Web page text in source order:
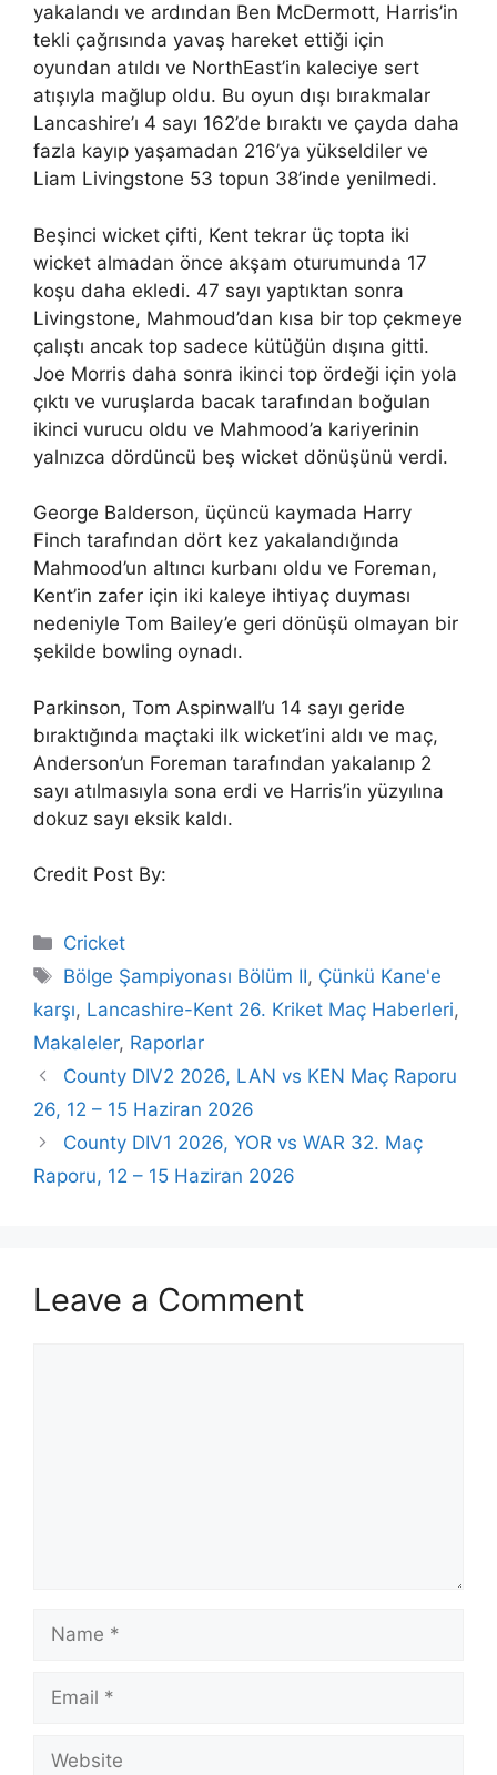
yakalandı ve ardından Ben McDermott, Harris’in
tekli çağrısında yavaş hareket ettiği için
oyundan atıldı ve NorthEast’in kaleciye sert
atışıyla mağlup oldu. Bu oyun dışı bırakmalar
Lancashire’ı 4 sayı 162’de bıraktı ve çayda daha
fazla kayıp yaşamadan 216’ya yükseldiler ve
Liam Livingstone 53 topun 38’inde yenilmedi.
Beşinci wicket çifti, Kent tekrar üç topta iki
wicket almadan önce akşam oturumunda 17
koşu daha ekledi. 47 sayı yaptıktan sonra
Livingstone, Mahmoud’dan kısa bir top çekmeye
çalıştı ancak top sadece kütüğün dışına gitti.
Joe Morris daha sonra ikinci top ördeği için yola
çıktı ve vuruşlarda bacak tarafından boğulan
ikinci vurucu oldu ve Mahmood’a kariyerinin
yalnızca dördüncü beş wicket dönüşünü verdi.
George Balderson, üçüncü kaymada Harry
Finch tarafından dört kez yakalandığında
Mahmood’un altıncı kurbanı oldu ve Foreman,
Kent’in zafer için iki kaleye ihtiyaç duyması
nedeniyle Tom Bailey’e geri dönüşü olmayan bir
şekilde bowling oynadı.
Parkinson, Tom Aspinwall’u 14 sayı geride
bıraktığında maçtaki ilk wicket’ini aldı ve maç,
Anderson’un Foreman tarafından yakalanıp 2
sayı atılmasıyla sona erdi ve Harris’in yüzyılına
dokuz sayı eksik kaldı.
Credit Post By:
Categories
Cricket
Tags
Bölge Şampiyonası Bölüm II, Çünkü Kane'e
karşı, Lancashire-Kent 26. Kriket Maç Haberleri,
Makaleler, Raporlar
County DIV2 2026, LAN vs KEN Maç Raporu
26, 12 – 15 Haziran 2026
County DIV1 2026, YOR vs WAR 32. Maç
Raporu, 12 – 15 Haziran 2026
Leave a Comment
Name
Email
Website